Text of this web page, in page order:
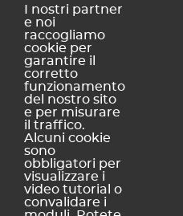
internet
Politica di
riservatezza
Informativa
sui cookie
Mappa del
sito
dei dati
ITALIA
M.I.U.R.
I nostri partner
e noi
raccogliamo
cookie per
garantire il
corretto
funzionamento
del nostro sito
e per misurare
il traffico.
Alcuni cookie
sono
obbligatori per
visualizzare i
video tutorial o
convalidare i